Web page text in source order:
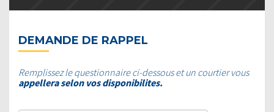
DEMANDE DE RAPPEL
Remplissez le questionnaire ci-dessous et un courtier vous
appellera selon vos disponibilites.